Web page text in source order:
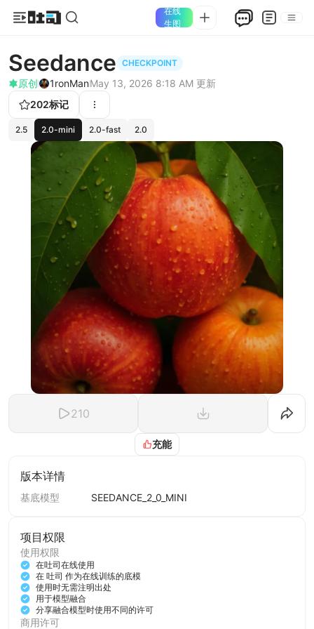
在线
生图
Seedance CHECKPOINT
原创 1ronManMay 13, 2026 8:18 AM 更新
202标记
2.5 2.0-mini 2.0-fast 2.0
210
充能
版本详情
基底模型 SEEDANCE_2_0_MINI
项目权限
使用权限
在吐司在线使用
在 吐司 作为在线训练的底模
使用时无需注明出处
用于模型融合
分享融合模型时使用不同的许可
商用许可